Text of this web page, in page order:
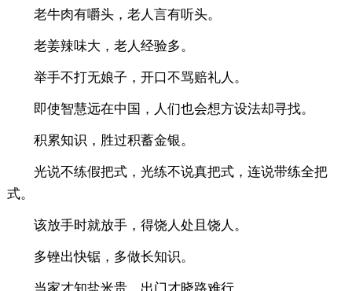
老牛肉有嚼头，老人言有听头。
老姜辣味大，老人经验多。
举手不打无娘子，开口不骂赔礼人。
即使智慧远在中国，人们也会想方设法却寻找。
积累知识，胜过积蓄金银。
光说不练假把式，光练不说真把式，连说带练全把
式。
该放手时就放手，得饶人处且饶人。
多锉出快锯，多做长知识。